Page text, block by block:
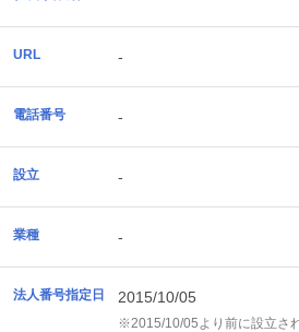
URL -
電話番号 -
設立 -
業種 -
法人番号指定日 2015/10/05
※2015/10/05より前に設立さ